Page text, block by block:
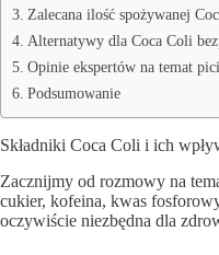
Zalecana ilość spożywanej
Alternatywy dla Coca Coli
Opinie ekspertów na temat
Podsumowanie
Składniki Coca Coli i ich
Zacznijmy od rozmowy na
cukier, kofeina, kwas
oczywiście niezbędna dla